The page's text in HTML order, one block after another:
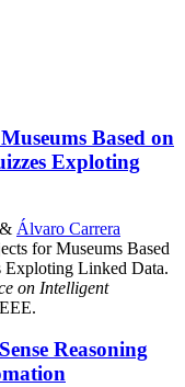
Based on
Exploting
& Álvaro Carrera
for Museums Based
Exploting Linked Data.
on Intelligent
Reasoning